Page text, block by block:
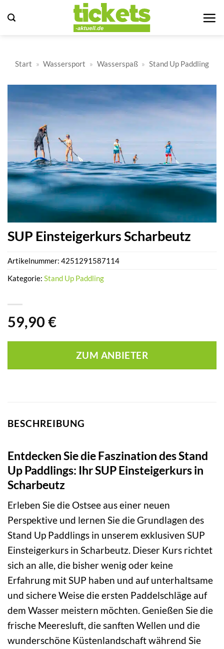
Inhalt
Start » Wassersport » Wasserspaß » Stand Up Paddling
SUP Einsteigerkurs Scharbeutz
59,90 €
ZUM ANBIETER
Artikelnummer: 4251291587114
Kategorie: Stand Up Paddling
BESCHREIBUNG
Entdecken Sie die Faszination des Stand
Up Paddlings: Ihr SUP Einsteigerkurs in
Scharbeutz
Erleben Sie die Ostsee aus einer neuen
Perspektive und lernen Sie die Grundlagen des
Stand Up Paddlings in unserem exklusiven SUP
Einsteigerkurs in Scharbeutz. Dieser Kurs richtet
sich an alle, die bisher wenig oder keine
Erfahrung mit SUP haben und auf unterhaltsame
und sichere Weise die ersten Paddelschläge auf
dem Wasser meistern möchten. Genießen Sie die
frische Meeresluft, die sanften Wellen und die
wunderschöne Küstenlandschaft während Sie